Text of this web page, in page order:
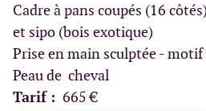
Cadre à pans coupés (16
et sipo (bois exotique)
Prise en main sculptée - motif
Peau de cheval
Tarif : 665 €